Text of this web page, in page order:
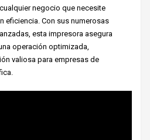
negocio que necesite
eficiencia. Con sus numerosas
esta impresora asegura
operación optimizada,
valiosa para empresas de